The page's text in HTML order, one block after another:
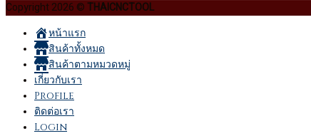
Copyright 2026 ©THAICNCTOOL
หน้าแรก
สินค้าทั้งหมด
สินค้าตามหมวดหมู่
เกี่ยวกับเรา
Profile
ติดต่อเรา
Login